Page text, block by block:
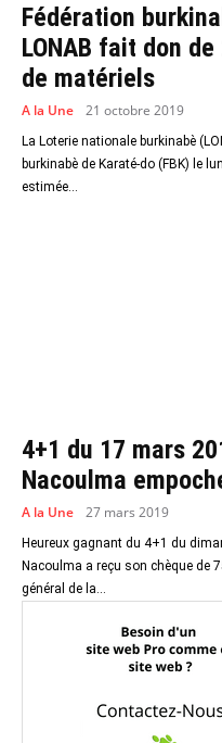
Fédération
LONAB fait don
de matériels
A la Une 21 octobre 2019
La Loterie nationale burkinabè
burkinabè de Karaté-do (FBK) le
estimée...
4+1 du 17 mars
Nacoulma
A la Une 27 mars 2019
Heureux gagnant du 4+1 du
Nacoulma a reçu son chèque de
général de la...